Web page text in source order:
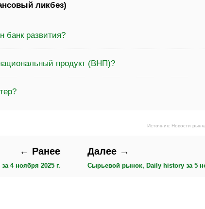
ликбез)
банк развития?
продукт (ВНП)?
Источник: Новости
← Ранее
4 ноября 2025 г.
Далее →
Сырьевой рынок, Daily history за 5